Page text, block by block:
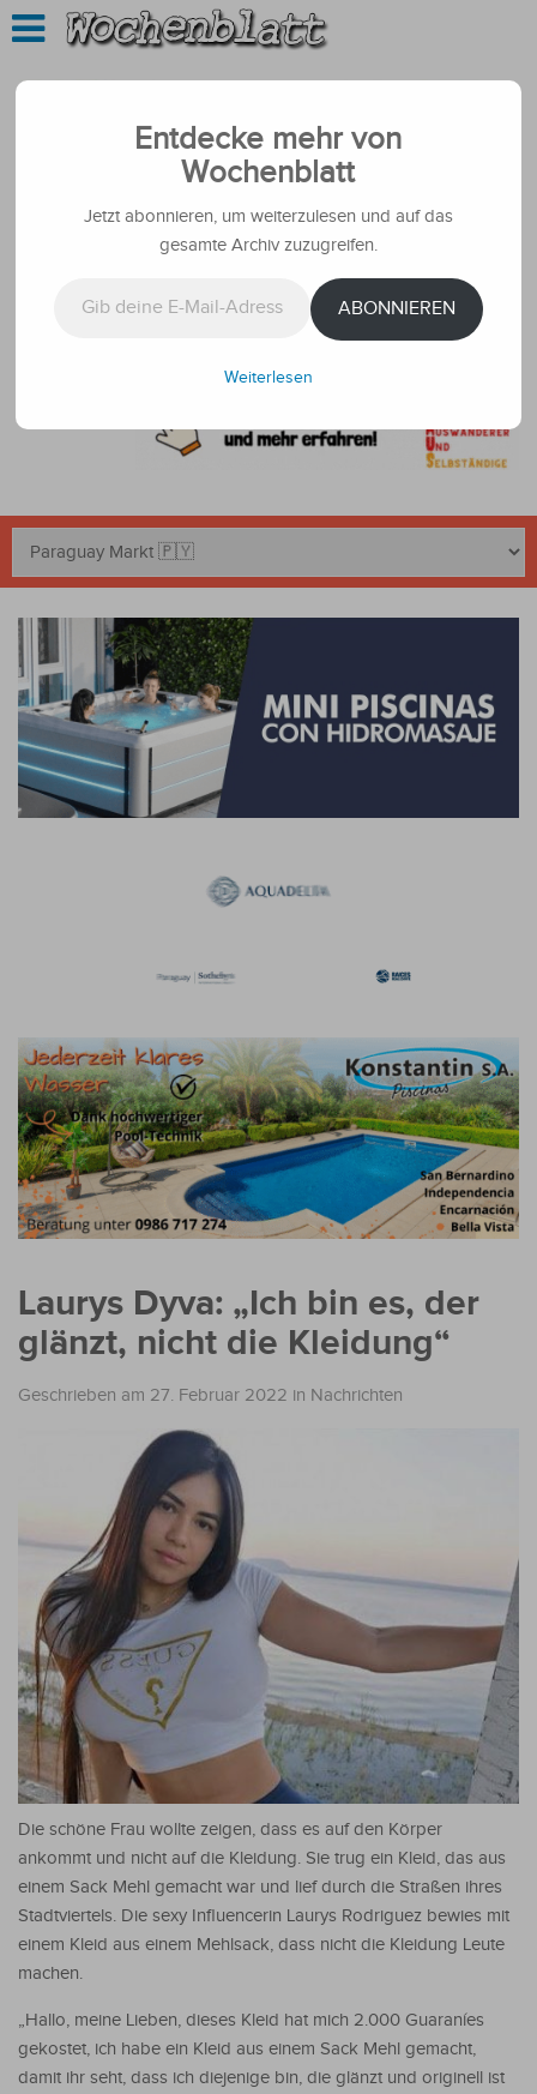
Laurys Dyva: „Ich bin es, der
glänzt, nicht die Kleidung“
Geschrieben am 27. Februar 2022 in Nachrichten
Die schöne Frau wollte zeigen, dass es auf den Körper
ankommt und nicht auf die Kleidung. Sie trug ein Kleid, das aus
einem Sack Mehl gemacht war und lief durch die Straßen ihres
Stadtviertels. Die sexy Influencerin Laurys Rodriguez bewies mit
einem Kleid aus einem Mehlsack, dass nicht die Kleidung Leute
machen.
„Hallo, meine Lieben, dieses Kleid hat mich 2.000 Guaraníes
gekostet, ich habe ein Kleid aus einem Sack Mehl gemacht,
damit ihr seht, dass ich diejenige bin, die glänzt und originell ist
Entdecke mehr von
Wochenblatt
Jetzt abonnieren, um weiterzulesen und auf das
gesamte Archiv zuzugreifen.
ABONNIEREN
Weiterlesen